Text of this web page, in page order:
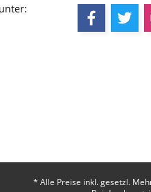
* Alle Preise inkl. gesetzl.